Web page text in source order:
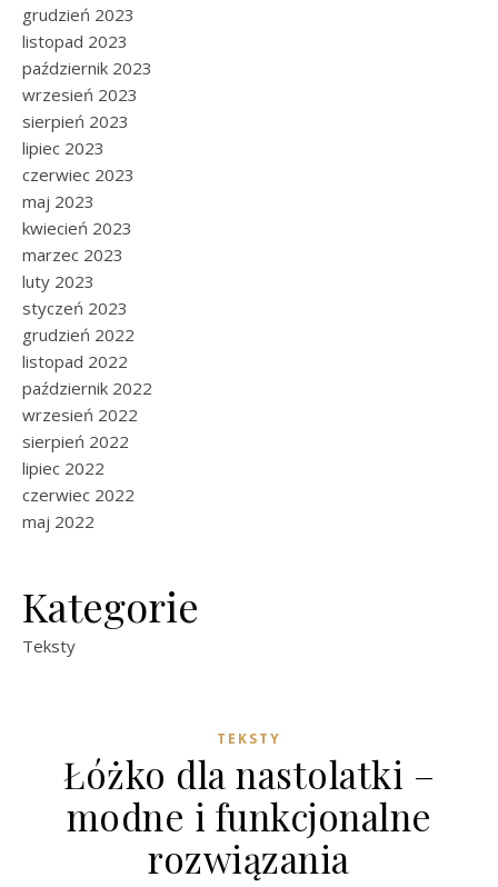
grudzień 2023
listopad 2023
październik 2023
wrzesień 2023
sierpień 2023
lipiec 2023
czerwiec 2023
maj 2023
kwiecień 2023
marzec 2023
luty 2023
styczeń 2023
grudzień 2022
listopad 2022
październik 2022
wrzesień 2022
sierpień 2022
lipiec 2022
czerwiec 2022
maj 2022
Kategorie
Teksty
TEKSTY
Łóżko dla nastolatki –
modne i funkcjonalne
rozwiązania